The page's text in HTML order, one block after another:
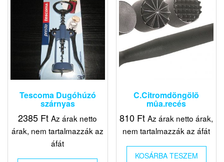
Tescoma Dugóhúzó
szárnyas
2385 Ft Az árak netto
árak, nem tartalmazzák az
áfát
C.Citromdöngölõ
mûa.recés
810 Ft Az árak netto árak,
nem tartalmazzák az áfát
KOSÁRBA TESZEM